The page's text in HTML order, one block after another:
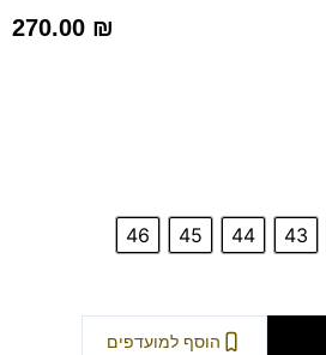
270.00 ₪
43
44
45
46
הוסף למועדפים